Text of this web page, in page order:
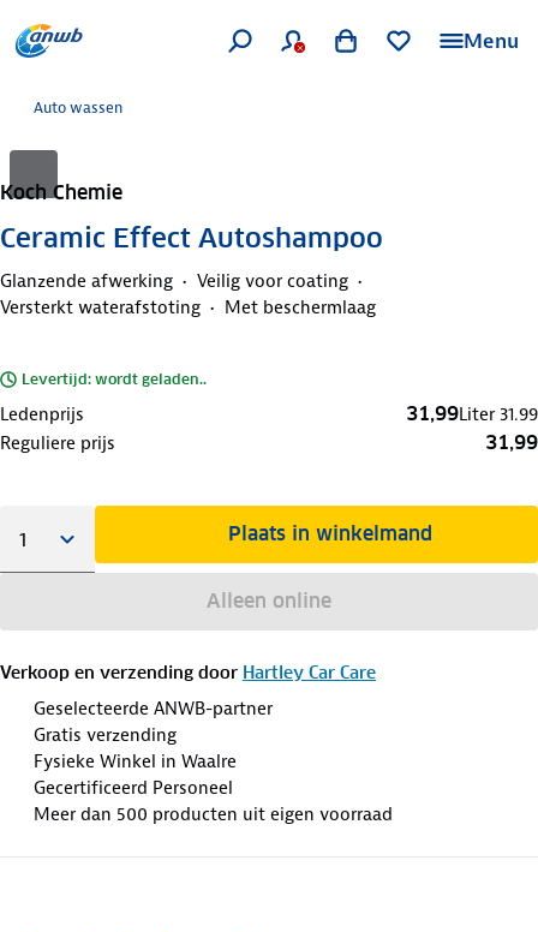
Menu
Auto wassen
Koch Chemie
Ceramic Effect Autoshampoo
Glanzende afwerking
Veilig voor coating
Versterkt waterafstoting
Met beschermlaag
Levertijd: wordt geladen..
Ledenprijs 31,99Liter 31.99
Reguliere prijs
31,99
Plaats in winkelmand
Alleen online
Verkoop en verzending door Hartley Car Care
Geselecteerde ANWB-partner
Gratis verzending
Fysieke Winkel in Waalre
Gecertificeerd Personeel
Meer dan 500 producten uit eigen voorraad